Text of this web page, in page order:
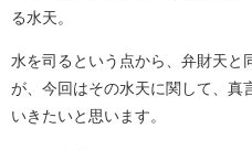
る水天。
水を司るという点から、弁財天と
が、今回はその水天に関して、真
いきたいと思います。